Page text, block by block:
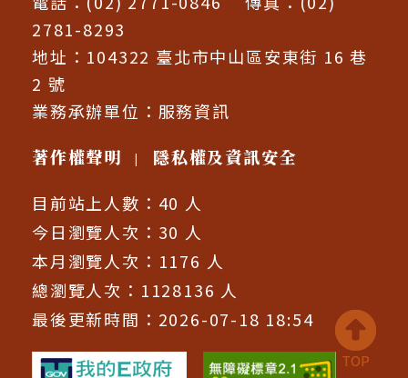
TOP
TOP
回
到
頂
2781-8293
地址：104322 臺北市中山區安東街 16 巷
2 號
業務承辦單位： 服務資訊
著作權聲明
|
隱私權及資訊安全
目前站上人數：40 人
今日瀏覽人次：30 人
本月瀏覽人次：1176 人
總瀏覽人次：1128136 人
最後更新時間：2026-07-18 18:54